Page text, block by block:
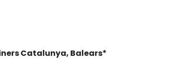
Catalunya, Balears*